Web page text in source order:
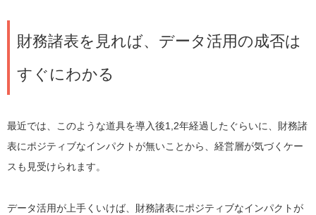
財務諸表を見れば、データ活用の成否は
すぐにわかる
最近では、このような道具を導入後1,2年経過したぐらいに、財務諸
表にポジティブなインパクトが無いことから、経営層が気づくケー
スも見受けられます。
データ活用が上手くいけば、財務諸表にポジティブなインパクトが